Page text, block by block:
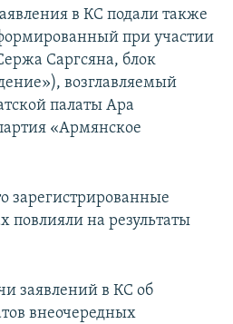
в КС подали также
при участии
Саргсяна, блок
возглавляемый
палаты Ара
«Армянское
зарегистрированные
повлияли на результаты
заявлений в КС об
внеочередных